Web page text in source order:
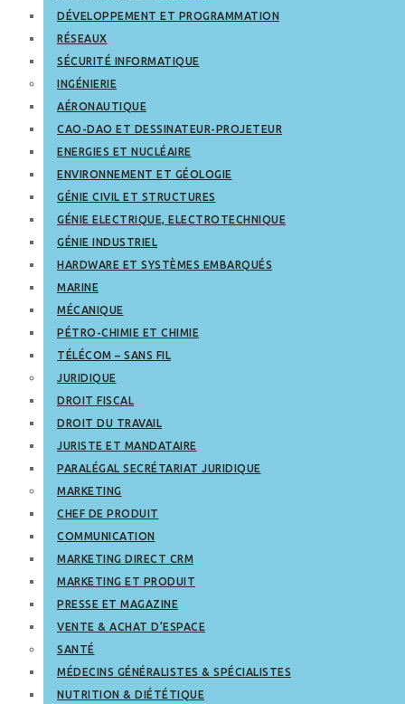
DÉVELOPPEMENT ET PROGRAMMATION
RÉSEAUX
SÉCURITÉ INFORMATIQUE
INGÉNIERIE
AÉRONAUTIQUE
CAO-DAO ET DESSINATEUR-PROJETEUR
ENERGIES ET NUCLÉAIRE
ENVIRONNEMENT ET GÉOLOGIE
GÉNIE CIVIL ET STRUCTURES
GÉNIE ELECTRIQUE, ELECTROTECHNIQUE
GÉNIE INDUSTRIEL
HARDWARE ET SYSTÈMES EMBARQUÉS
MARINE
MÉCANIQUE
PÉTRO-CHIMIE ET CHIMIE
TÉLÉCOM – SANS FIL
JURIDIQUE
DROIT FISCAL
DROIT DU TRAVAIL
JURISTE ET MANDATAIRE
PARALÉGAL SECRÉTARIAT JURIDIQUE
MARKETING
CHEF DE PRODUIT
COMMUNICATION
MARKETING DIRECT CRM
MARKETING ET PRODUIT
PRESSE ET MAGAZINE
VENTE & ACHAT D’ESPACE
SANTÉ
MÉDECINS GÉNÉRALISTES & SPÉCIALISTES
NUTRITION & DIÉTÉTIQUE